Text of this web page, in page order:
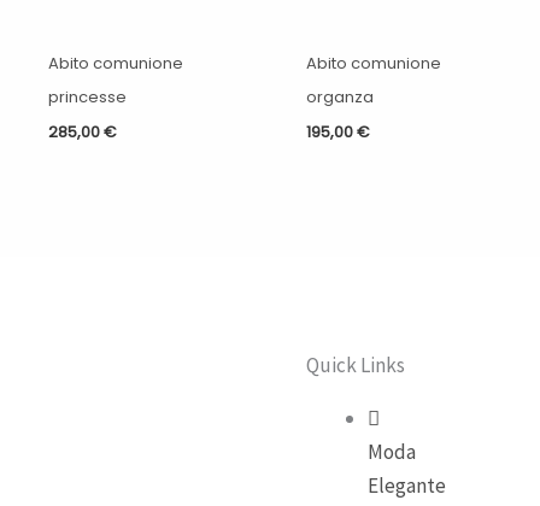
Abito comunione
princesse
285,00€
Abito comunione
organza
195,00€
Quick Links
Moda
Elegante